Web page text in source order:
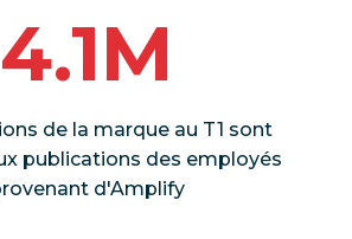
4.1M
de la marque au T1 sont
publications des employés
d'Amplify